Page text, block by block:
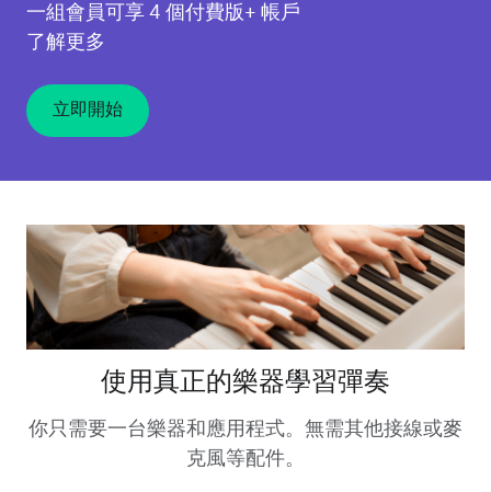
一組會員可享 4 個付費版+ 帳戶
了解更多
立即開始
使用真正的樂器學習彈奏
你只需要一台樂器和應用程式。無需其他接線或麥
克風等配件。